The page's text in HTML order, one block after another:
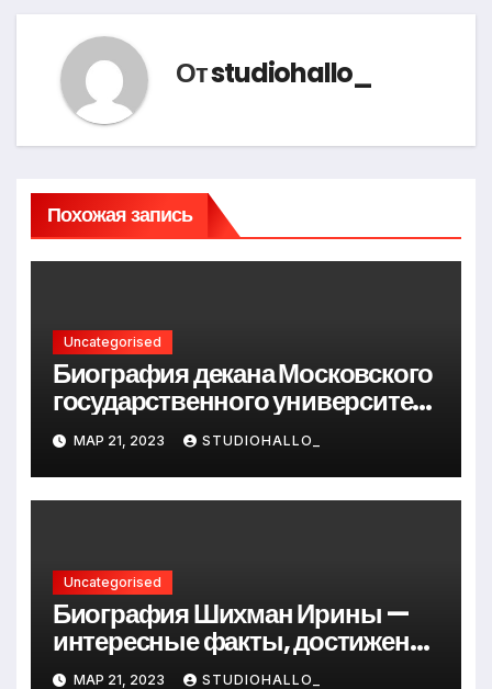
Отstudiohallo_
Похожая запись
Uncategorised
Биография декана Московского
государственного университета
Андрея Сидорова — от студента
до руководителя
МАР 21, 2023 STUDIOHALLO_
Uncategorised
Биография Шихман Ирины —
интересные факты, достижения
и путь к успеху
МАР 21, 2023 STUDIOHALLO_